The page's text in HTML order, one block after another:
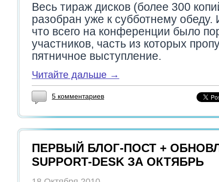
Весь тираж дисков (более 300
разобран уже к субботнему обеду.
что всего на конференции было
участников, часть из которых
пятничное выступление.
Читайте дальше →
5 комментариев
ПЕРВЫЙ БЛОГ-ПОСТ +
SUPPORT-DESK ЗА ОКТЯБРЬ